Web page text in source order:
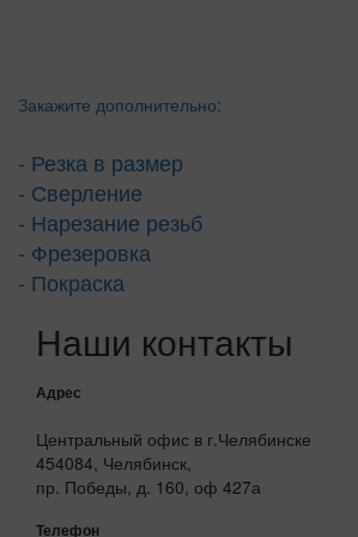
Закажите дополнительно:
- Резка в размер
- Сверление
- Нарезание резьб
- Фрезеровка
- Покраска
Наши контакты
Адрес
Центральный офис в г.Челябинске
454084, Челябинск,
пр. Победы, д. 160, оф 427а
Телефон